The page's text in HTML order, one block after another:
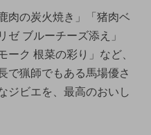
肉の炭火焼き」「猪肉ベ
ゼ ブルーチーズ添え」
ーク 根菜の彩り」など、
で猟師でもある馬場優さ
ジビエを、最高のおいし